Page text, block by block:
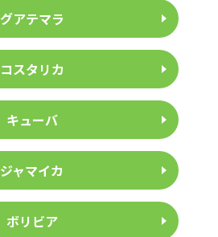
グアテマラ
コスタリカ
キューバ
ジャマイカ
ボリビア